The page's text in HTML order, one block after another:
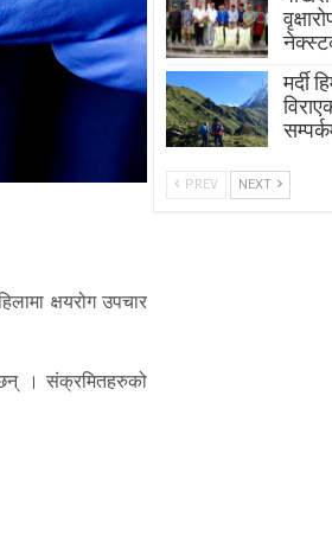
क्षयरोग उपचार
। संक्रमितहरुको
मर्दी
PREV NEXT